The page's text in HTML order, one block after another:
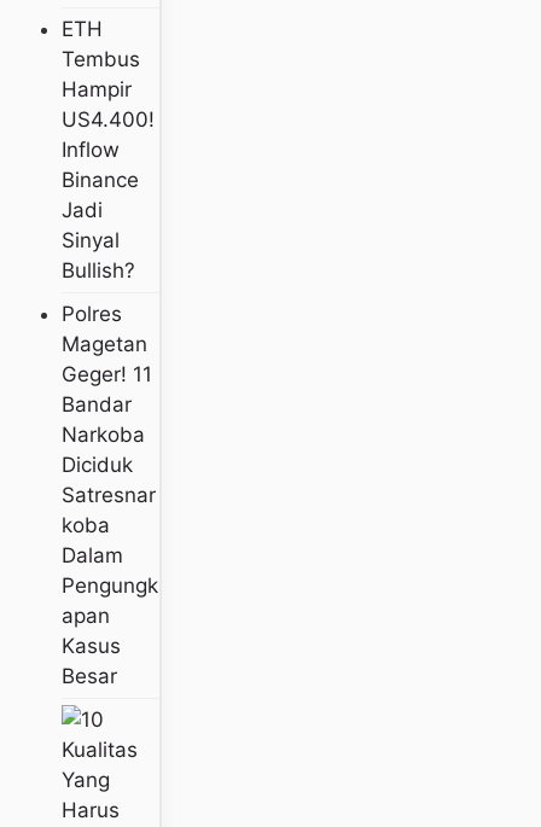
ETH
Tembus
Hampir
US4.400!
Inflow
Binance
Jadi
Sinyal
Bullish?
Polres
Magetan
Geger! 11
Bandar
Narkoba
Diciduk
Satresnar
Koba
Dalam
Pengungk
Apan
Kasus
Besar